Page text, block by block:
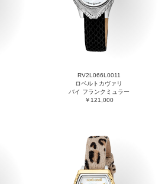
RV2L066L0011
ロベルトカヴァリ
バイ フランクミュラー
￥121,000